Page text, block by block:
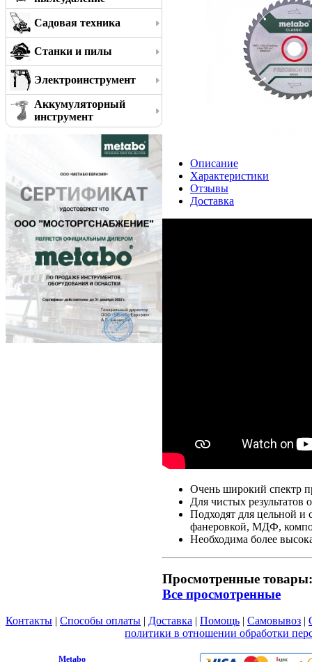
Садовая техника
Станки и пилы
Электроинструмент
Аккумуляторный
инструмент
Описание
Характеристики
Отзывы
Доставка
Очень широкий спектр
Для чистых
Подходят для цельной и
фанеровкой, МДФ,
Необходима более
Просмотренные товары:
Все просмотренные
Контакты | Способы оплаты | Доставка | Помощь | Самовывоз |
политики в отношении обработки
Metabo